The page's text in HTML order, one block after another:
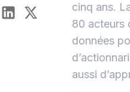
cinq ans.
80 acteurs
données
aussi